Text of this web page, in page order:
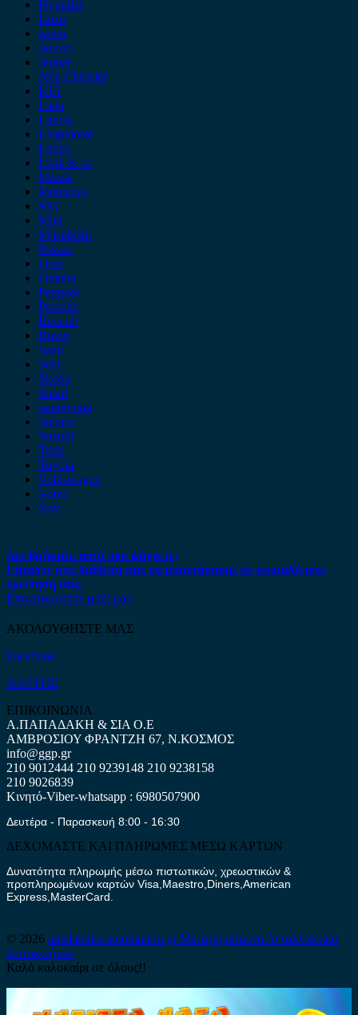
Hyundai
Isuzu
iveco
Jaecoo
Jaguar
Jeep Chrysler
KIA
Lada
Lancia
Leapmotor
Lexus
Lynk & co
Mazda
Mercedes
MG
Mini
Mitsubishi
Nissan
Opel
Omoda
Peugeot
Porsche
Renault
Rover
Saab
Seat
Skoda
Smart
ssangyong
Subaru
Suzuki
Tesla
Toyota
Volkswagen
Volvo
Xev
Δεν βρήκατε αυτό που ψάχνετε;
Είμαστε στη διάθεση σας να απαντήσουμε σε οποιαδήποτε
ερώτηση σας.
Επικοινωνήστε μαζί μας
ΑΚΟΛΟΥΘΗΣΤΕ ΜΑΣ
Facebook
ΧΑΡΤΗΣ
ΕΠΙΚΟΙΝΩΝΙΑ
Α.ΠΑΠΑΔΑΚΗ & ΣΙΑ Ο.Ε
ΑΜΒΡΟΣΙΟΥ ΦΡΑΝΤΖΗ 67, Ν.ΚΟΣΜΟΣ
info@ggp.gr
210 9012444 210 9239148 210 9238158
210 9026839
Κινητό-Viber-whatsapp : 6980507900
Δευτέρα - Παρασκευή 8:00 - 16:30
ΔΕΧΟΜΑΣΤΕ ΚΑΙ ΠΛΗΡΩΜΕΣ ΜΕΣΩ ΚΑΡΤΩΝ
Δυνατότητα πληρωμής μέσω πιστωτικών, χρεωστικών &
προπληρωμένων καρτών Visa,Maestro,Diners,American
Express,MasterCard.
© 2026 antalaktika-autokinitou.grΜεταχειρισμένα Ανταλλακτικά
Αυτοκινήτων
Καλό καλοκαίρι σε όλους!!